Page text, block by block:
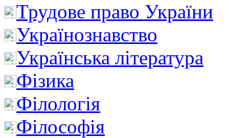
Трудове право України
Українознавство
Українська література
Фізика
Філологія
Філософія